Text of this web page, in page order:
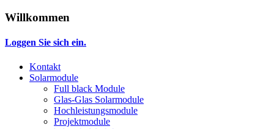
Willkommen
Loggen Sie sich ein.
Kontakt
Solarmodule
Full black Module
Glas-Glas Solarmodule
Hochleistungsmodule
Projektmodule